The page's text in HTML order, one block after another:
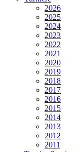
2026
2025
2024
2023
2022
2021
2020
2019
2018
2017
2016
2015
2014
2013
2012
2011